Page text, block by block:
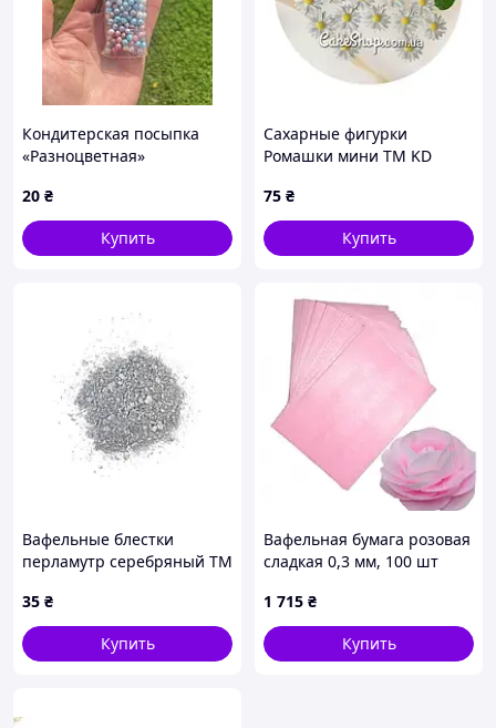
Кондитерская посыпка
«Разноцветная»
20 ₴
Купить
Сахарные фигурки
Ромашки мини ТМ KD
75 ₴
Купить
Вафельные блестки
перламутр серебряный ТМ
блестки на торт
35 ₴
Купить
Вафельная бумага розовая
сладкая 0,3 мм, 100 шт
1 715 ₴
Купить